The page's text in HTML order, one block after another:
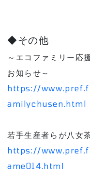
◆その他
～エコファミリー応
お知らせ～
https://
amilychusen.html
若手生産者らが八女
https://
ame014.html